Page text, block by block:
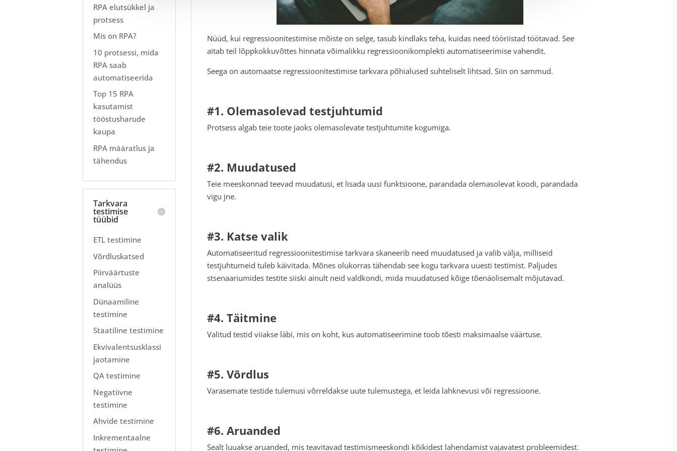
Nüüd, kui regressioonitestimise mõiste on selge, tasub kindlaks teha, kuidas need tööriistad töötavad. See
aitab teil lõppkokkuvõttes hinnata võimalikku regressioonikomplekti automatiseerimise vahendit.
Seega on automaatse regressioonitestimise tarkvara põhialused suhteliselt lihtsad. Siin on sammud.
#1. Olemasolevad testjuhtumid
Protsess algab teie toote jaoks olemasolevate testjuhtumite kogumiga.
#2. Muudatused
Teie meeskonnad teevad muudatusi, et lisada uusi funktsioone, parandada olemasolevat koodi, parandada
vigu jne.
#3. Katse valik
Automatiseeritud regressioonitestimise tarkvara skaneerib need muudatused ja valib välja, milliseid
testjuhtumeid tuleb käivitada. Mõnes olukorras tähendab see kogu tarkvara uuesti testimist. Paljudes
stsenaariumides testite siiski ainult neid valdkondi, mida muudatused kõige tõenäolisemalt mõjutavad.
#4. Täitmine
Valitud testid viiakse läbi, mis on koht, kus automatiseerimine toob tõesti maksimaalse väärtuse.
#5. Võrdlus
Varasemate testide tulemusi võrreldakse uute tulemustega, et leida lahknevusi või regressioone.
#6. Aruanded
Sealt luuakse aruanded, mis teavitavad testimismeeskondi kõikidest lahendamist vajavatest probleemidest.
RPA elutsükkel ja
protsess
Mis on RPA?
10 protsessi, mida
RPA saab
automatiseerida
Top 15 RPA
kasutamist
tööstusharude
kaupa
RPA määratlus ja
tähendus
Tarkvara
testimise
tüübid
ETL testimine
Võrdluskatsed
Piirväärtuste
analüüs
Dünaamiline
testimine
Staatiline testimine
Ekvivalentsusklassi
jaotamine
QA testimine
Negatiivne
testimine
Ahvide testimine
Inkrementaalne